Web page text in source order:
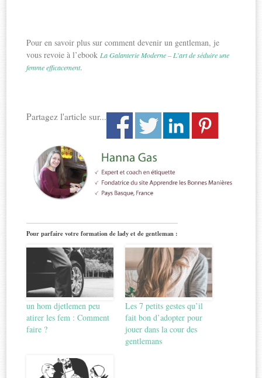
Pour en savoir plus sur comment devenir un gentleman, je
vous revoie à l’ebookLa Galanterie Moderne – L’art de séduire une
femme efficacement.
Partagez l'article sur...
Pour parfaire votre formation de lady et de gentleman :
un hom djetlemen peu
atirer les fem : Comment
faire ?
Les 7 petits gestes qu’il
fait bon d’adopter pour
jouer dans la cour des
gentlemans